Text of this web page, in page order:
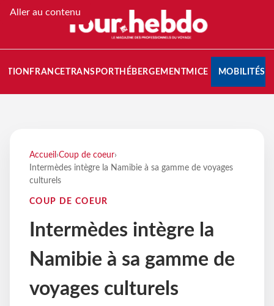
Aller au contenu
FRANCETRANSPORT HÉBERGEMENTMICE MOBILITÉS
Accueil ›Coup de coeur›
Intermèdes intègre la Namibie à sa gamme de voyages
culturels
COUP DE COEUR
Intermèdes intègre la
Namibie à sa gamme de
voyages culturels